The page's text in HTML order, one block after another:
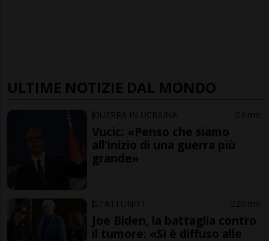
ULTIME NOTIZIE DAL MONDO
GUERRA IN UCRAINA 4 min
Vucic: «Penso che siamo
all'inizio di una guerra più
grande»
STATI UNITI 20 min
Joe Biden, la battaglia contro
il tumore: «Si è diffuso alle